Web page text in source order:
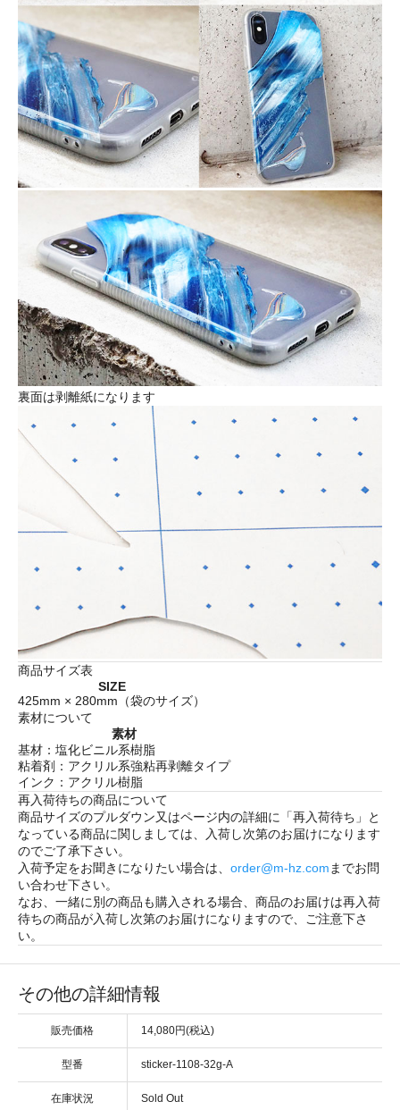
裏面は剥離紙になります
商品サイズ表
SIZE
425mm × 280mm（袋のサイズ）
素材について
素材
基材：塩化ビニル系樹脂
粘着剤：アクリル系強粘再剥離タイプ
インク：アクリル樹脂
再入荷待ちの商品について
商品サイズのプルダウン又はページ内の詳細に「再入荷待ち 」と
なっている商品に関しましては、入荷し次第のお届けになります
のでご了承下さい。
入荷予定をお聞きになりたい場合は、 order@m-hz.comまでお問
い合わせ下さい。
なお、一緒に別の商品も購入される場合、商品のお届けは再入荷
待ちの商品が入荷し次第のお届けになりますので、ご注意下さ
い。
その他の詳細情報
販売価格 14,080円(税込)
型番 sticker-1108-32g-A
在庫状況 Sold Out